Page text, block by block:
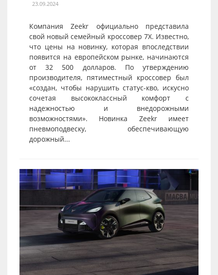
23.09.2024
Компания Zeekr официально представила
свой новый семейный кроссовер 7X. Известно,
что цены на новинку, которая впоследствии
появится на европейском рынке, начинаются
от 32 500 долларов. По утверждению
производителя, пятиместный кроссовер был
«создан, чтобы нарушить статус-кво, искусно
сочетая высококлассный комфорт с
надежностью и внедорожными
возможностями». Новинка Zeekr имеет
пневмоподвеску, обеспечивающую
дорожный...